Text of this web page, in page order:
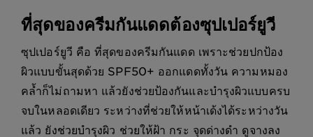
ที่สุดของครีมกันแดดต้องซุปเปอร์ยูวี
ซุปเปอร์ยูวี คือ ที่สุดของครีมกันแดด เพราะช่วยปกป้อง
ผิวแบบขั้นสุดด้วย SPF50+ ออกแดดทั้งวัน ความหมอง
คล้ำก็ไม่ถามหา แล้วยังช่วยป้องกันและบำรุงผิวแบบครบ
จบในหลอดเดียว ระหว่างที่ช่วยให้หน้าเด้งได้ระหว่างวัน
แล้ว ยังช่วยบำรุงผิว ช่วยให้ฝ้า กระ จุดด่างดำ ดูจางลง